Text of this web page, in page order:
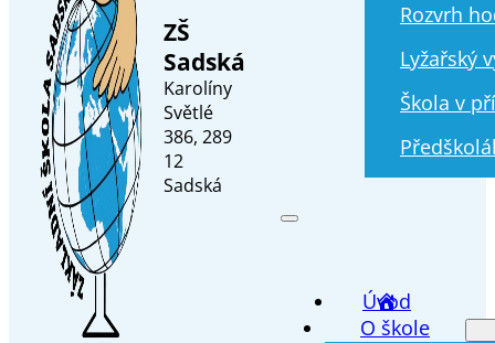
ZŠ
Sadská
Karolíny
Světlé
386, 289
12
Sadská
Rozvrh
Lyžařský
Škola v
Úvod
O škole